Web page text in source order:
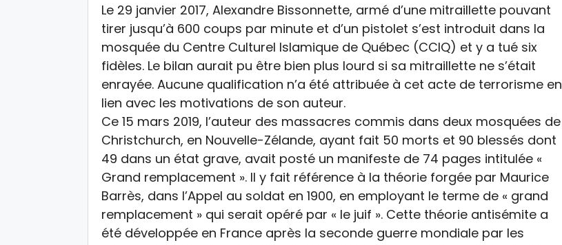
Le 29 janvier 2017, Alexandre Bissonnette, armé d’une mitraillette pouvant
tirer jusqu’à 600 coups par minute et d’un pistolet s’est introduit dans la
mosquée du Centre Culturel Islamique de Québec (CCIQ) et y a tué six
fidèles. Le bilan aurait pu être bien plus lourd si sa mitraillette ne s’était
enrayée. Aucune qualification n’a été attribuée à cet acte de terrorisme en
lien avec les motivations de son auteur.
Ce 15 mars 2019, l’auteur des massacres commis dans deux mosquées de
Christchurch, en Nouvelle-Zélande, ayant fait 50 morts et 90 blessés dont
49 dans un état grave, avait posté un manifeste de 74 pages intitulée «
Grand remplacement ». Il y fait référence à la théorie forgée par Maurice
Barrès, dans l’Appel au soldat en 1900, en employant le terme de « grand
remplacement » qui serait opéré par « le juif ». Cette théorie antisémite a
été développée en France après la seconde guerre mondiale par les